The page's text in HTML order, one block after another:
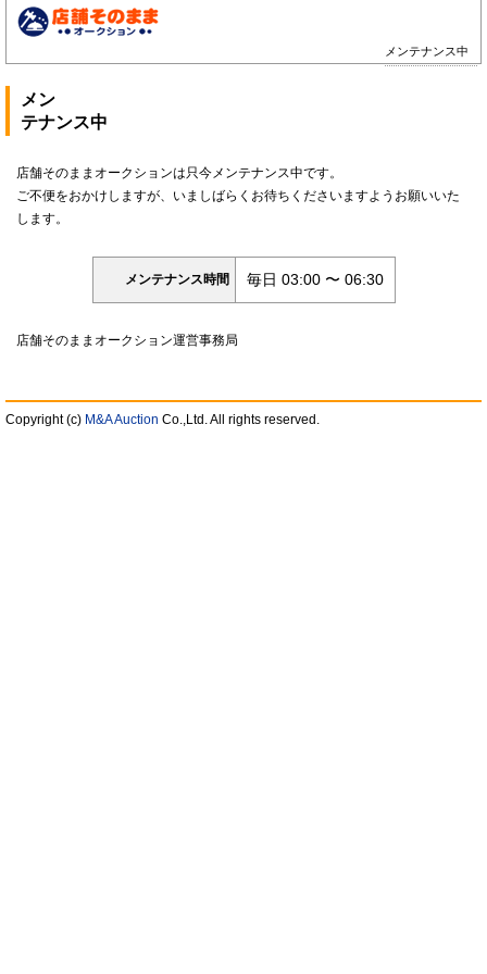
メンテナンス中
メン
テナンス中
店舗そのままオークションは只今メンテナンス中です。
ご不便をおかけしますが、いましばらくお待ちくださいますようお願いいた
します。
メンテナンス時間 毎日 03:00 〜 06:30
店舗そのままオークション運営事務局
Copyright (c) M&A Auction Co.,Ltd. All rights reserved.